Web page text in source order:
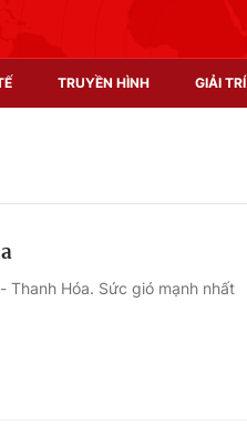
TRUYỀN HÌNH GIẢI TRÍ
Thanh Hóa. Sức gió mạnh nhất